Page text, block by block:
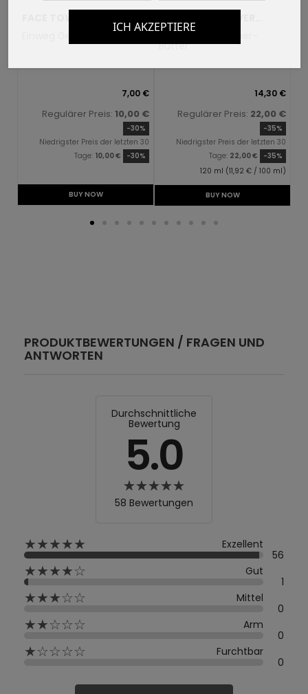
Einweg Gesichtstücher
7,00 €
Regulärer Preis: 10,00 €
-30%
Niedrigster Preis der letzten 30
Tage: 10,00 € -30%
BUY NOW
BUTTER
Make-up-Entferner-
Butter
14,30 €
Regulärer Preis: 22,00 €
-35%
Niedrigster Preis der letzten 30
Tage: 22,00 €
-35%
120 ml (11,92 € / 100 ml)
BUY NOW
PRODUKTBEWERTUNGEN / FRAGEN UND
ANTWORTEN
Durchschnittliche
Bewertung
5.0
58 Bewertungen
★★★★★
Exzellent
56
★★★★☆
Gut
1
★★★☆☆
Mittel
0
★★☆☆☆
Arm
0
★☆☆☆☆
Furchtbar
0
ICH AKZEPTIERE